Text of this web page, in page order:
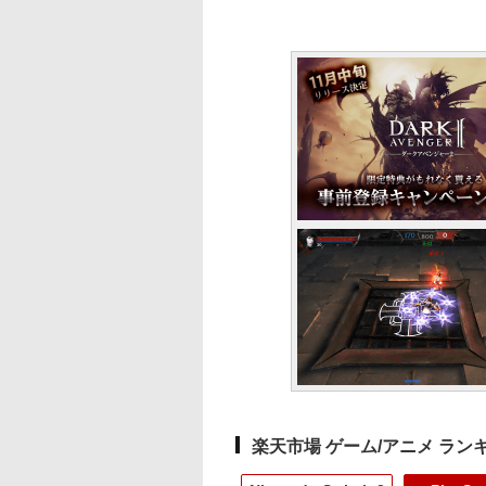
楽天市場 ゲーム/アニメ ラン